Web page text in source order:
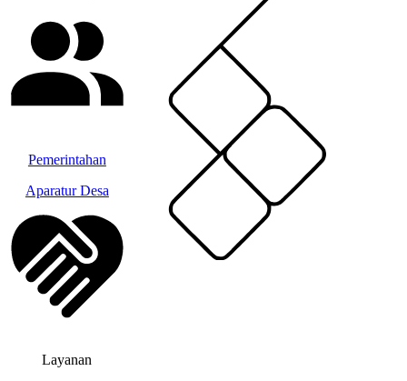
Pemerintahan
Aparatur Desa
Layanan